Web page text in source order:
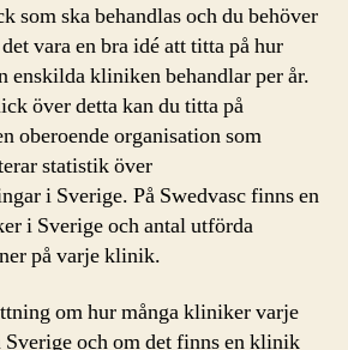
som ska behandlas och du behöver
vara en bra idé att titta på hur
enskilda kliniken behandlar per år.
över detta kan du titta på
oberoende organisation som
statistik över
i Sverige. På Swedvasc finns en
i Sverige och antal utförda
på varje klinik.
om hur många kliniker varje
och om det finns en klinik